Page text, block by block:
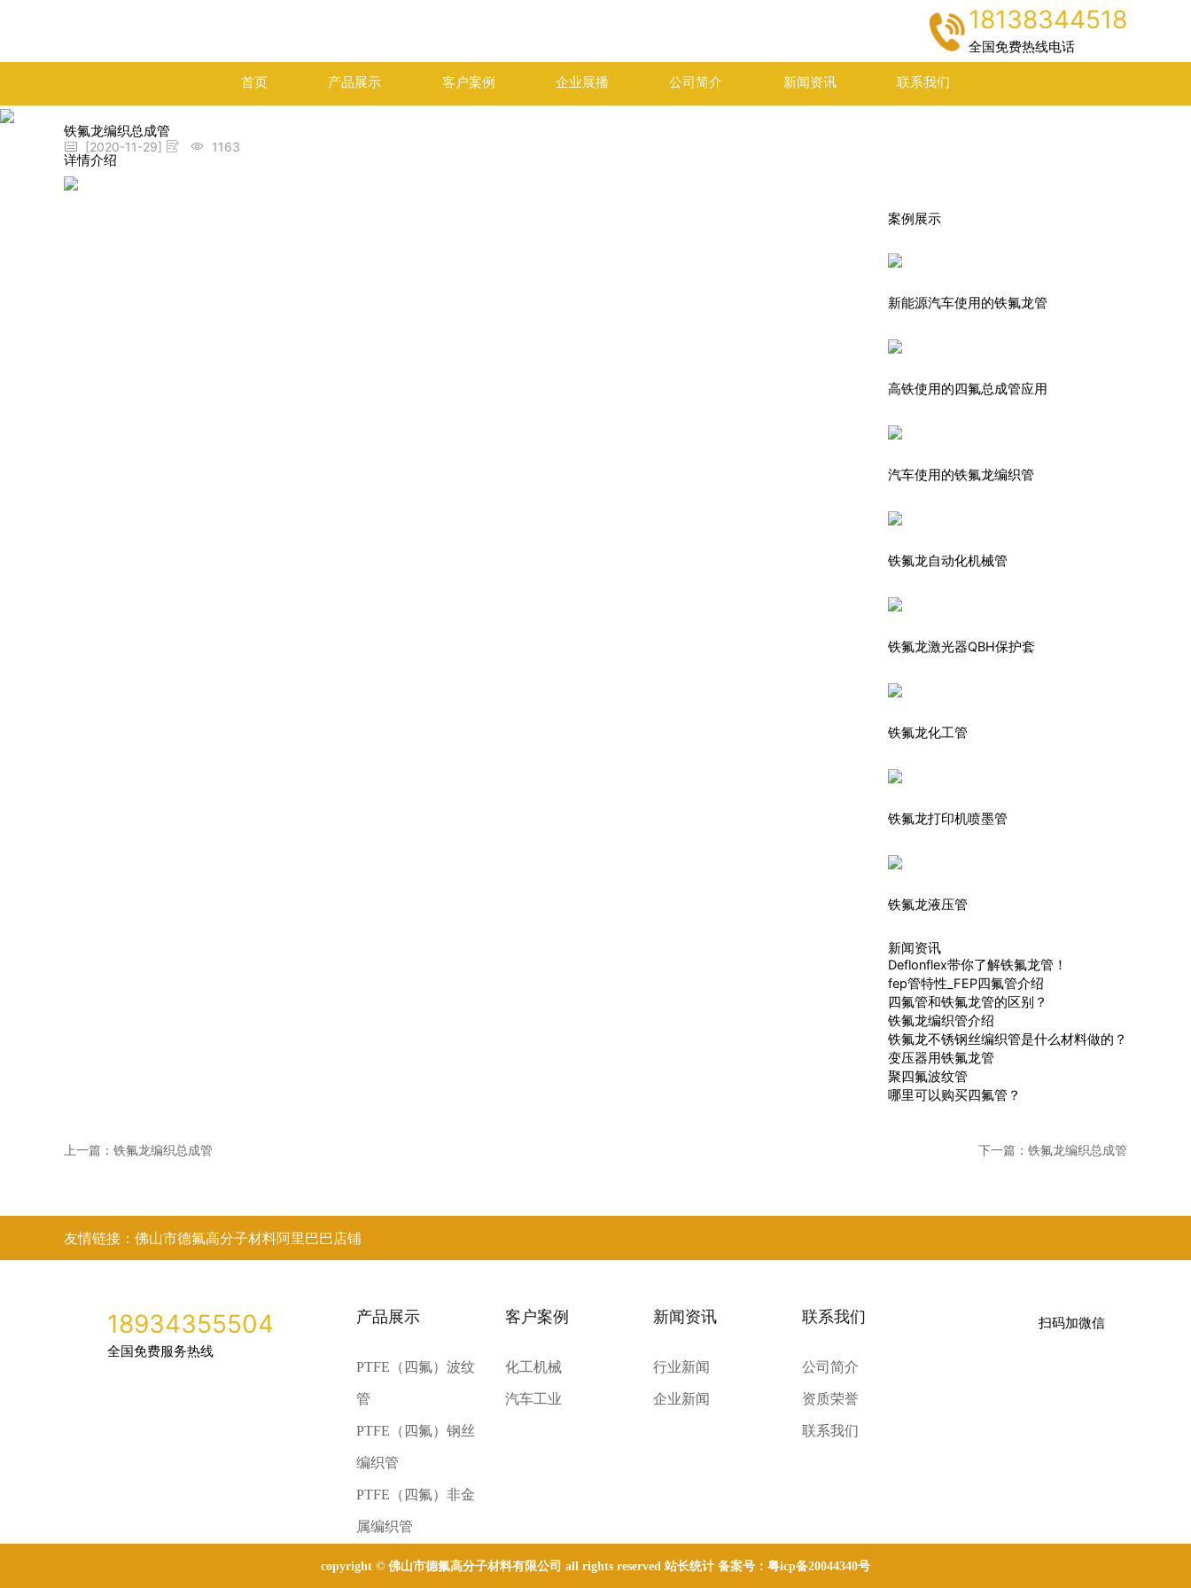
18138344518
全国免费热线电话
首页 产品展示 客户案例 企业展播 公司简介 新闻资讯 联系我们
铁氟龙编织总成管
[2020-11-29] 1163
详情介绍
案例展示
新能源汽车使用的铁氟龙管
高铁使用的四氟总成管应用
汽车使用的铁氟龙编织管
铁氟龙自动化机械管
铁氟龙激光器QBH保护套
铁氟龙化工管
铁氟龙打印机喷墨管
铁氟龙液压管
新闻资讯
Deflonflex带你了解铁氟龙管！
fep管特性_FEP四氟管介绍
四氟管和铁氟龙管的区别？
铁氟龙编织管介绍
铁氟龙不锈钢丝编织管是什么材料做的？
变压器用铁氟龙管
聚四氟波纹管
哪里可以购买四氟管？
上一篇： 铁氟龙编织总成管 下一篇： 铁氟龙编织总成管
友情链接：佛山市德氟高分子材料阿里巴巴店铺
18934355504
全国免费服务热线
产品展示
PTFE（四氟）波纹
管
PTFE（四氟）钢丝
编织管
PTFE（四氟）非金
属编织管
客户案例
化工机械
汽车工业
新闻资讯
行业新闻
企业新闻
联系我们
公司简介
资质荣誉
联系我们
扫码加微信
copyright © 佛山市德氟高分子材料有限公司 all rights reserved 站长统计 备案号： 粤icp备20044340号